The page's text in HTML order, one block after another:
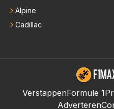
Alpine
Cadillac
VerstappenFormule 1
Adverteren